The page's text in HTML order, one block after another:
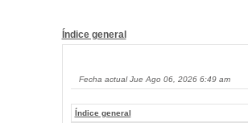
Índice general
Fecha actual Jue Ago 06, 2026 6:49 am
Índice general